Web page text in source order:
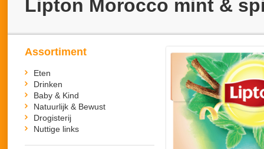
Lipton Morocco mint &
Assortiment
Eten
Drinken
Baby & Kind
Natuurlijk & Bewust
Drogisterij
Nuttige links